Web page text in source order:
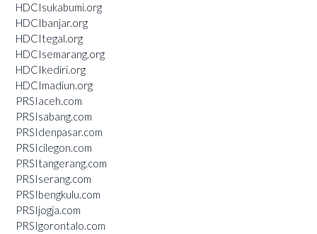
HDCIsukabumi.org
HDCIbanjar.org
HDCItegal.org
HDCIsemarang.org
HDCIkediri.org
HDCImadiun.org
PRSIaceh.com
PRSIsabang.com
PRSIdenpasar.com
PRSIcilegon.com
PRSItangerang.com
PRSIserang.com
PRSIbengkulu.com
PRSIjogja.com
PRSIgorontalo.com